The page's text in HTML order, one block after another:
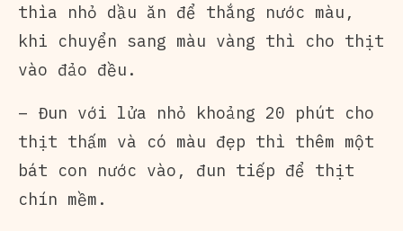
thìa nhỏ dầu ăn để thắng nước màu,
khi chuyển sang màu vàng thì cho thịt
vào đảo đều.
– Đun với lửa nhỏ khoảng 20 phút cho
thịt thấm và có màu đẹp thì thêm một
bát con nước vào, đun tiếp để thịt
chín mềm.